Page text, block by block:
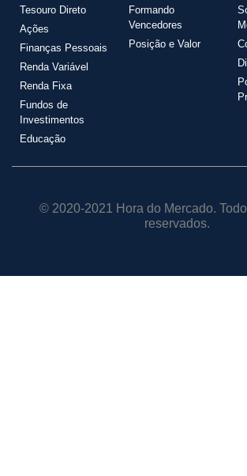
Tesouro Direto
Ações
Finanças Pessoais
Renda Variável
Renda Fixa
Fundos de
Investimentos
Educação
Formando
Vencedores
Posição e Valor
© 2020-2021 Hora do Mercado.
reservados.